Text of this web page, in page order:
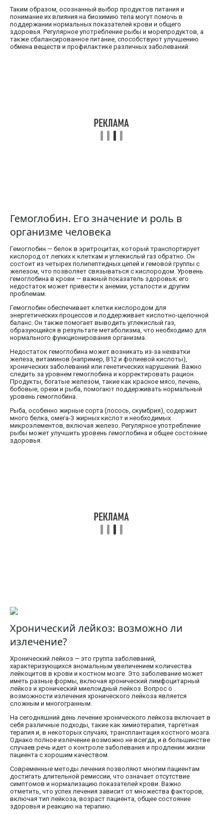
Таким образом, осознанный выбор продуктов питания и
понимание их влияния на биохимию тела могут помочь в
поддержании нормальных показателей крови и общего
здоровья. Регулярное употребление рыбы и морепродуктов, а
также сбалансированное питание, способствуют улучшению
обмена веществ и профилактике различных заболеваний.
Гемоглобин. Его значение и роль в
организме человека
Гемоглобин — белок в эритроцитах, который транспортирует
кислород от легких к клеткам и углекислый газ обратно. Он
состоит из четырех полипептидных цепей и гемовой группы с
железом, что позволяет связываться с кислородом. Уровень
гемоглобина в крови — важный показатель здоровья; его
недостаток может привести к анемии, усталости и другим
проблемам.
Гемоглобин обеспечивает клетки кислородом для
энергетических процессов и поддерживает кислотно-щелочной
баланс. Он также помогает выводить углекислый газ,
образующийся в результате метаболизма, что необходимо для
нормального функционирования организма.
Недостаток гемоглобина может возникать из-за нехватки
железа, витаминов (например, B12 и фолиевой кислоты),
хронических заболеваний или генетических нарушений. Важно
следить за уровнем гемоглобина и корректировать рацион.
Продукты, богатые железом, такие как красное мясо, печень,
бобовые, орехи и рыба, помогают поддерживать нормальный
уровень гемоглобина.
Рыба, особенно жирные сорта (лосось, скумбрия), содержит
много белка, омега-3 жирных кислот и необходимых
микроэлементов, включая железо. Регулярное употребление
рыбы может улучшить уровень гемоглобина и общее состояние
здоровья.
Хронический лейкоз: возможно ли
излечение?
Хронический лейкоз — это группа заболеваний,
характеризующихся аномальным увеличением количества
лейкоцитов в крови и костном мозге. Это заболевание может
иметь разные формы, включая хронический лимфоцитарный
лейкоз и хронический миелоидный лейкоз. Вопрос о
возможности излечения хронического лейкоза является
сложным и многогранным.
На сегодняшний день лечение хронического лейкоза включает в
себя различные подходы, такие как химиотерапия, таргетная
терапия и, в некоторых случаях, трансплантация костного мозга.
Однако полное излечение возможно не всегда, и в большинстве
случаев речь идет о контроле заболевания и продлении жизни
пациента с хорошим качеством.
Современные методы лечения позволяют многим пациентам
достигать длительной ремиссии, что означает отсутствие
симптомов и нормализацию показателей крови. Важно
отметить, что успех лечения зависит от множества факторов,
включая тип лейкоза, возраст пациента, общее состояние
здоровья и реакцию на терапию.